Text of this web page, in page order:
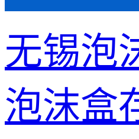
无锡泡
泡沫盒